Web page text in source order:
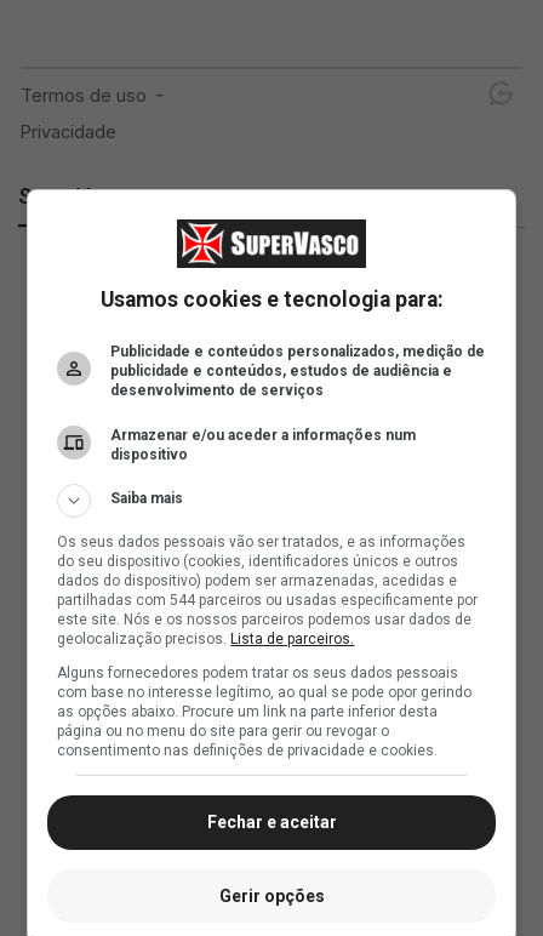
SuperVasco
Usamos cookies e tecnologia para:
Publicidade e conteúdos personalizados, medição de
publicidade e conteúdos, estudos de audiência e
desenvolvimento de serviços
Armazenar e/ou aceder a informações num
dispositivo
Saiba mais
Os seus dados pessoais vão ser tratados, e as informações
do seu dispositivo (cookies, identificadores únicos e outros
dados do dispositivo) podem ser armazenadas, acedidas e
partilhadas com 544 parceiros ou usadas especificamente por
este site. Nós e os nossos parceiros podemos usar dados de
geolocalização precisos. Lista de parceiros.
Alguns fornecedores podem tratar os seus dados pessoais
com base no interesse legítimo, ao qual se pode opor gerindo
as opções abaixo. Procure um link na parte inferior desta
página ou no menu do site para gerir ou revogar o
consentimento nas definições de privacidade e cookies.
Fechar e aceitar
Gerir opções